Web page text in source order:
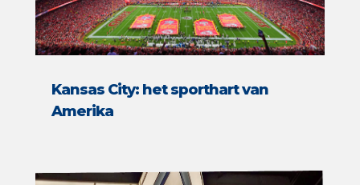
Kansas City: het sporthart van
Amerika